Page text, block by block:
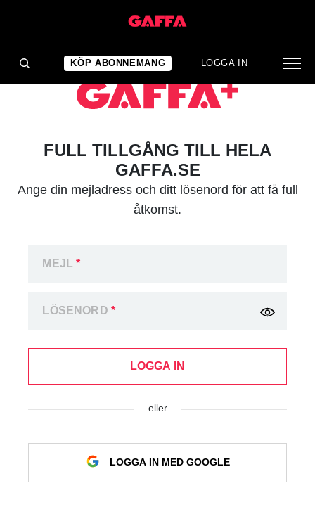
KÖP ABONNEMANG LOGGA IN
FULL TILLGÅNG TILL HELA
GAFFA.SE
Ange din mejladress och ditt lösenord för att få full
åtkomst.
MEJL*
LÖSENORD *
LOGGA IN
eller
LOGGA IN MED GOOGLE